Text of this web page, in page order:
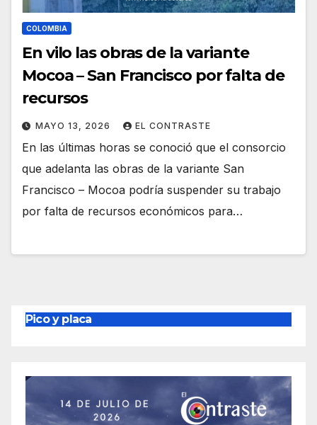
COLOMBIA
En vilo las obras de la variante
Mocoa – San Francisco por falta de
recursos
MAYO 13, 2026 EL CONTRASTE
En las últimas horas se conoció que el consorcio
que adelanta las obras de la variante San
Francisco – Mocoa podría suspender su trabajo
por falta de recursos económicos para…
Pico y placa